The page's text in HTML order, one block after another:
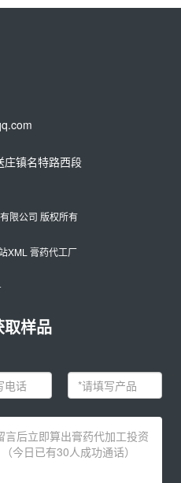
庄镇名特路西段
限公司 版权所有
XML 膏药代工厂
样品